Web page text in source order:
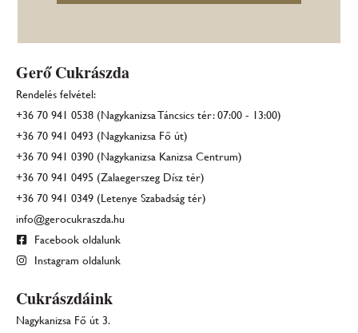
Gerő Cukrászda
Rendelés felvétel:
+36 70 941 0538 (Nagykanizsa Táncsics tér: 07:00 - 13:00)
+36 70 941 0493 (Nagykanizsa Fő út)
+36 70 941 0390 (Nagykanizsa Kanizsa Centrum)
+36 70 941 0495 (Zalaegerszeg Dísz tér)
+36 70 941 0349 (Letenye Szabadság tér)
info@gerocukraszda.hu
Facebook oldalunk
Instagram oldalunk
Cukrászdáink
Nagykanizsa Fő út 3.